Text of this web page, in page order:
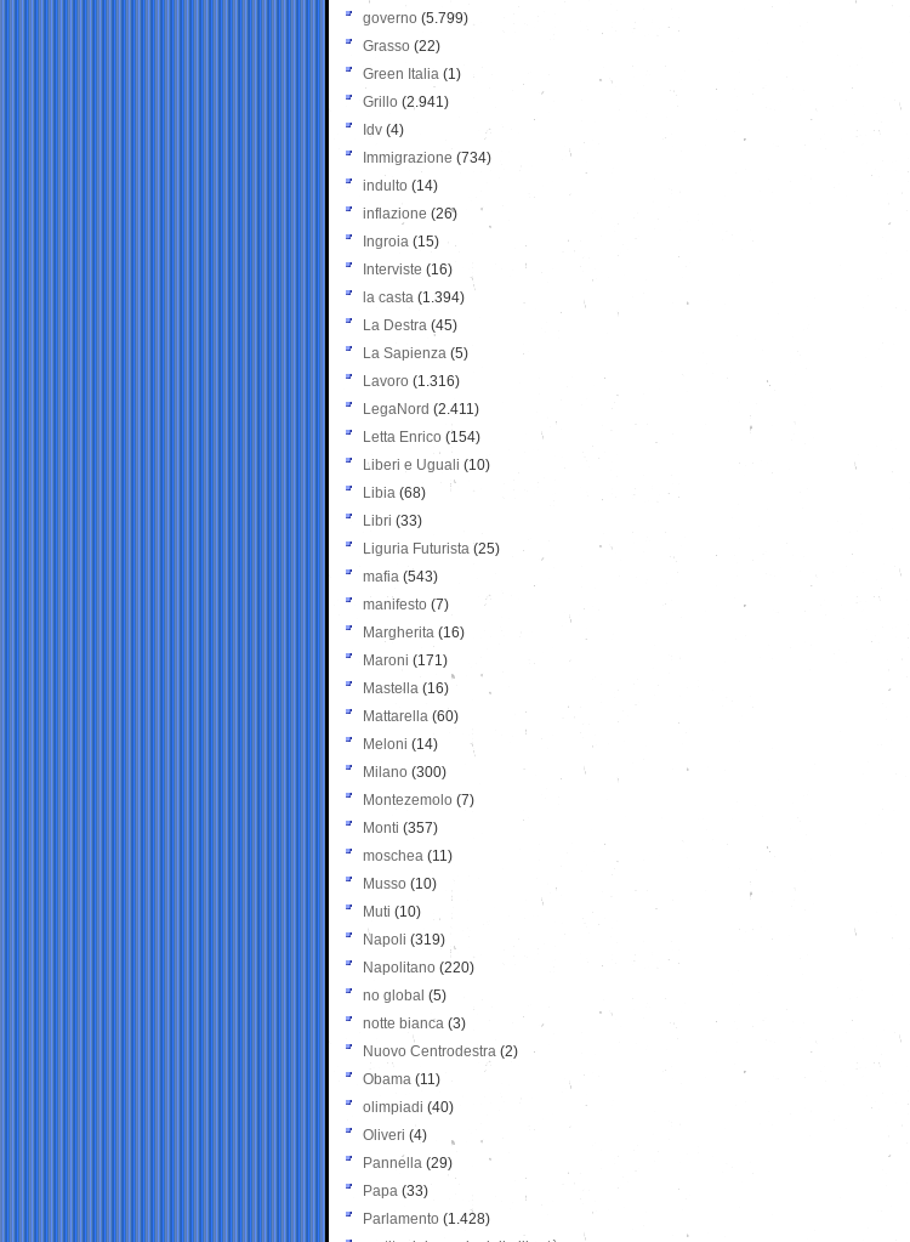
governo (5.799)
Grasso (22)
Green Italia (1)
Grillo (2.941)
Idv (4)
Immigrazione (734)
indulto (14)
inflazione (26)
Ingroia (15)
Interviste (16)
la casta (1.394)
La Destra (45)
La Sapienza (5)
Lavoro (1.316)
LegaNord (2.411)
Letta Enrico (154)
Liberi e Uguali (10)
Libia (68)
Libri (33)
Liguria Futurista (25)
mafia (543)
manifesto (7)
Margherita (16)
Maroni (171)
Mastella (16)
Mattarella (60)
Meloni (14)
Milano (300)
Montezemolo (7)
Monti (357)
moschea (11)
Musso (10)
Muti (10)
Napoli (319)
Napolitano (220)
no global (5)
notte bianca (3)
Nuovo Centrodestra (2)
Obama (11)
olimpiadi (40)
Oliveri (4)
Pannella (29)
Papa (33)
Parlamento (1.428)